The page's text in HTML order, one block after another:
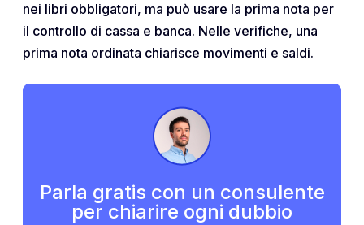
nei libri obbligatori, ma può usare la prima nota per
il controllo di cassa e banca. Nelle verifiche, una
prima nota ordinata chiarisce movimenti e saldi.
Parla gratis con un consulente
per chiarire ogni dubbio